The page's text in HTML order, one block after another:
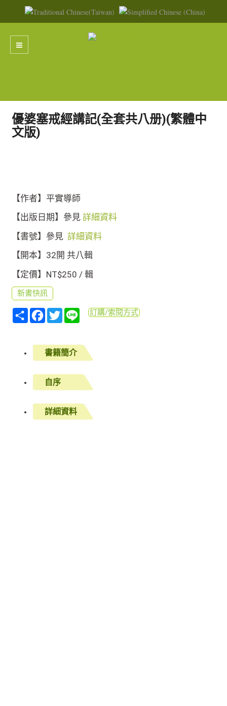
優婆塞戒經講記(全套共八册)(繁體中
文版)
【作者】平實導師
【出版日期】參見 詳細資料
【書號】參見 詳細資料
【開本】32開 共八輯
【定價】NT$250 / 輯
新書快訊
分
享
Facebook
TwitterLine訂購/索閱方式
書籍簡介
自序
詳細資料